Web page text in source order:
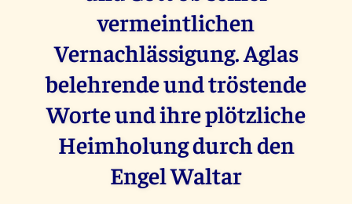
vermeintlichen
Vernachlässigung. Aglas
belehrende und tröstende
Worte und ihre plötzliche
Heimholung durch den
Engel Waltar